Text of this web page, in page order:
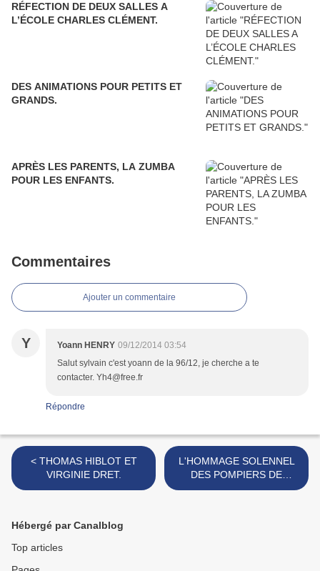
RÉFECTION DE DEUX SALLES A
L’ÉCOLE CHARLES CLÉMENT.
DES ANIMATIONS POUR PETITS ET
GRANDS.
APRÈS LES PARENTS, LA ZUMBA
POUR LES ENFANTS.
Commentaires
Ajouter un commentaire
Y Yoann HENRY 09/12/2014 03:54
Salut sylvain c'est yoann de la 96/12, je cherche a te
contacter. Yh4@free.fr
Répondre
< THOMAS HIBLOT ET
VIRGINIE DRET.
L'HOMMAGE SOLENNEL
DES POMPIERS DE
L'AISNE ET DE TOUT UN
Hébergé par Canalblog
Top articles